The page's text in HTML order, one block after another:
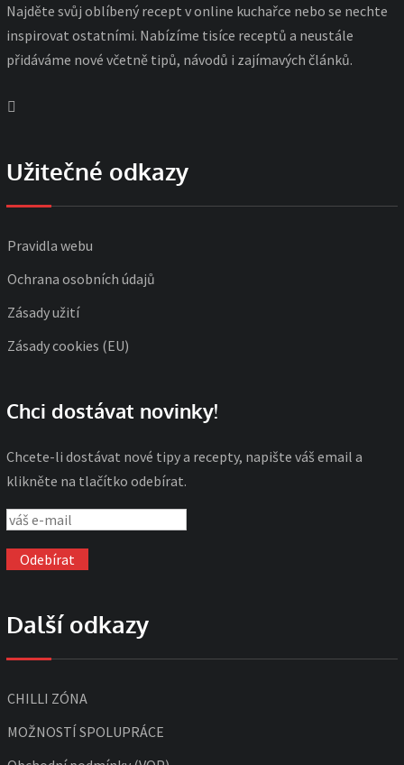
Najděte svůj oblíbený recept v online kuchařce nebo se nechte
inspirovat ostatními. Nabízíme tisíce receptů a neustále
přidáváme nové včetně tipů, návodů i zajímavých článků.
Užitečné odkazy
Pravidla webu
Ochrana osobních údajů
Zásady užití
Zásady cookies (EU)
Chci dostávat novinky!
Chcete-li dostávat nové tipy a recepty, napište váš email a
klikněte na tlačítko odebírat.
Další odkazy
CHILLI ZÓNA
MOŽNOSTÍ SPOLUPRÁCE